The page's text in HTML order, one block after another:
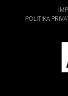
POLITIKA